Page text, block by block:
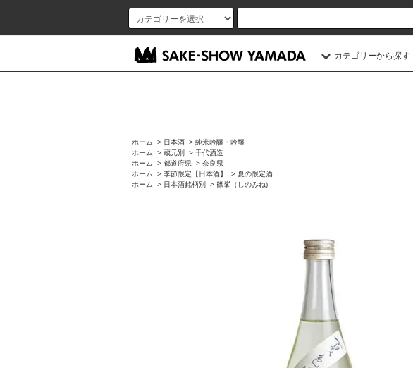
カテゴリーから探す
ホーム > 日本酒 >純米吟醸・吟醸
ホーム
>蔵元別 >千代酒造
ホーム
>都道府県 >奈良県
ホーム
>季節限定【日本酒】 >夏の限定酒
ホーム
> 日本酒銘柄別 >篠峯（しのみね)